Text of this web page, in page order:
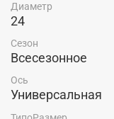
Диаметр
24
Сезон
Всесезонное
Ось
Универсальная